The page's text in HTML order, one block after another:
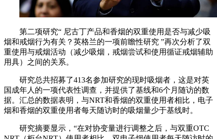
第二项研究“ 尼古丁产品和香烟的双重使用是否与减少吸
烟和戒烟行为有关？英格兰的一项前瞻性研究 ”再次分析了双
重使用与戒烟活动（减少吸烟，戒烟尝试和使用循证戒烟辅助
用具）之间的关系。
研究总共招募了413名参加研究的现时吸烟者，这是对英
国成年人的一项代表性调查，并提供了基线和6个月随访的数
据。汇总的数据表明，与NRT和香烟的双重使用者相比，电子
烟和香烟的双重使用者每天随访时的吸烟量少于基线时。
研究摘要显示，“在对协变量进行调整之后，与双重OTC